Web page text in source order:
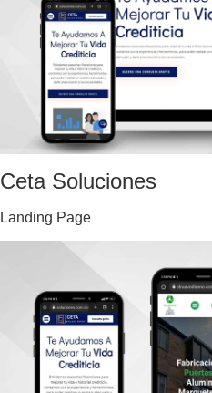
Ceta Soluciones
Landing Page